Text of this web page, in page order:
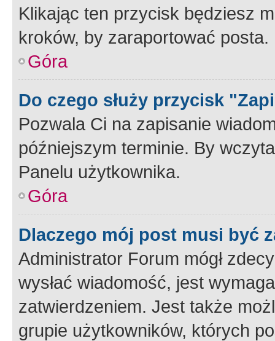
Klikając ten przycisk będziesz
kroków, by zaraportować posta.
Góra
Do czego służy przycisk
Pozwala Ci na zapisanie
późniejszym terminie. By
Panelu użytkownika.
Góra
Dlaczego mój post musi być
Administrator Forum mógł
wysłać wiadomość, jest
zatwierdzeniem. Jest także
grupie użytkowników, których